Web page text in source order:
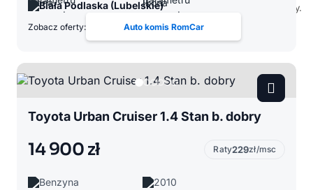
Biała Podlaska (Lubelskie)
Zobacz oferty: Auto komis RomCar
Toyota Urban Cruiser 1.4 Stan b. dobry
14 900 zł Raty229zł/msc
Benzyna
2010